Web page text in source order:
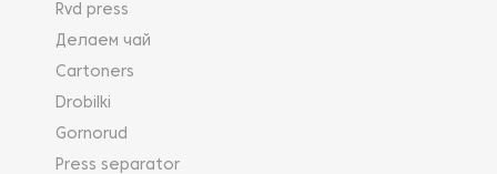
Rvd press
Делаем чай
Cartoners
Drobilki
Gornorud
Press separator